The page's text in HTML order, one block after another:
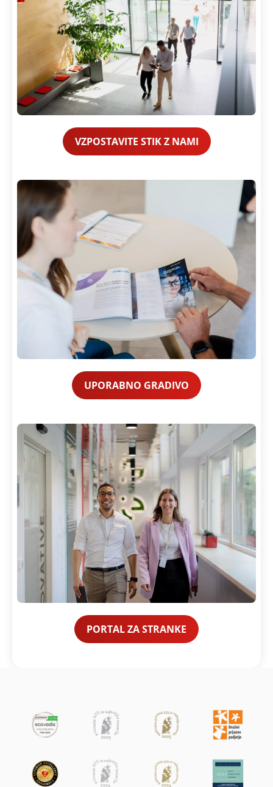
VZPOSTAVITE STIK Z NAMI
UPORABNO GRADIVO
PORTAL ZA STRANKE